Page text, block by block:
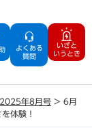
よくある
質問
いざと
いうとき
年8月号 > 6月
体験！